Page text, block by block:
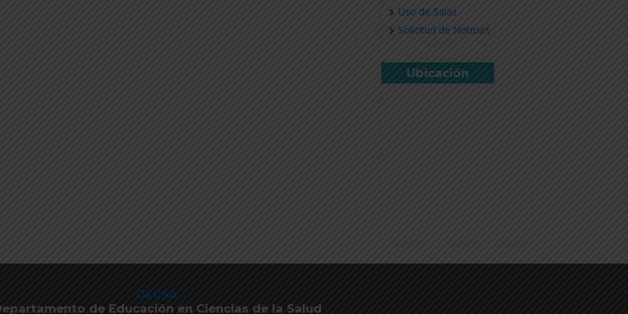
Uso de Salas
Solicitud de Noticias
Ubicación
DECSA
de Educación en Ciencias de la Salud